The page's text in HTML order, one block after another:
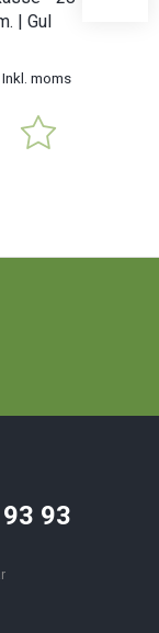
| Gul
Inkl. moms
93